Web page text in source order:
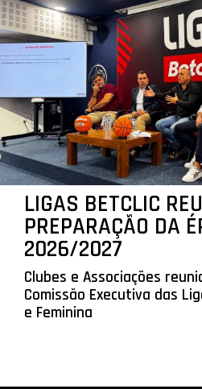
LIGAS BETCLIC
PREPARAÇÃO DA
2026/2027
Clubes e Associações
Comissão Executiva das
e Feminina